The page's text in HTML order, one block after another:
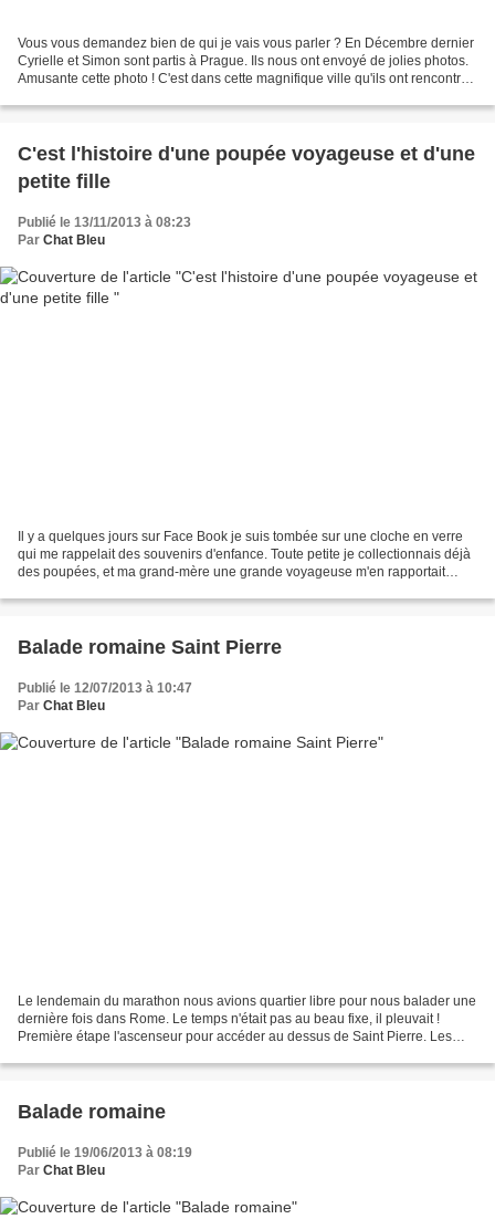
Vous vous demandez bien de qui je vais vous parler ? En Décembre dernier
Cyrielle et Simon sont partis à Prague. Ils nous ont envoyé de jolies photos.
Amusante cette photo ! C'est dans cette magnifique ville qu'ils ont rencontré
C'est l'histoire d'une poupée voyageuse et d'une
petite fille
Publié le 13/11/2013 à 08:23
Par Chat Bleu
Il y a quelques jours sur Face Book je suis tombée sur une cloche en verre
qui me rappelait des souvenirs d'enfance. Toute petite je collectionnais déjà
des poupées, et ma grand-mère une grande voyageuse m'en rapportait
Balade romaine Saint Pierre
Publié le 12/07/2013 à 10:47
Par Chat Bleu
Le lendemain du marathon nous avions quartier libre pour nous balader une
dernière fois dans Rome. Le temps n'était pas au beau fixe, il pleuvait !
Première étape l'ascenseur pour accéder au dessus de Saint Pierre. Les
Balade romaine
Publié le 19/06/2013 à 08:19
Par Chat Bleu